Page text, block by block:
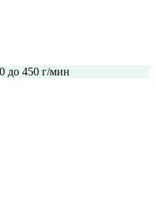
до 450 г/мин